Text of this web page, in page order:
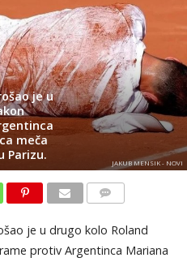
je u
meča
Parizu.
JAKUB MENSIK - NOVI
je u drugo kolo Roland
protiv Argentinca Mariana